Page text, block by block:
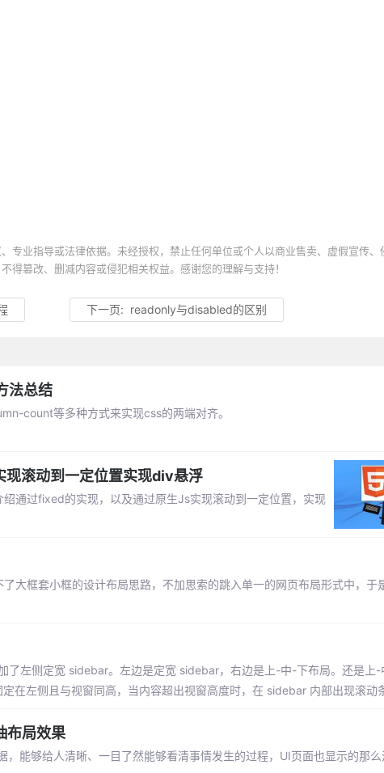
专业指导或法律依据。未经授权，禁止任何单位或个人以商业售卖、虚假宣传、
得篡改、删减内容或侵犯相关权益。感谢您的理解与支持！
下一页: readonly与disabled的区别
法总结
count等多种方式来实现css的两端对齐。
滚动到一定位置实现div悬浮
通过fixed的实现，以及通过原生Js实现滚动到一定位置，实现
大框套小框的设计布局思路，不加思索的跳入单一的网页布局形式中，于
左侧定宽 sidebar。左边是定宽 sidebar，右边是上-中-下布局。还是上-
在左侧且与视窗同高，当内容超出视窗高度时，在 sidebar 内部出现滚动
布局效果
能够给人清晰、一目了然能够看清事情发生的过程，UI页面也显示的那